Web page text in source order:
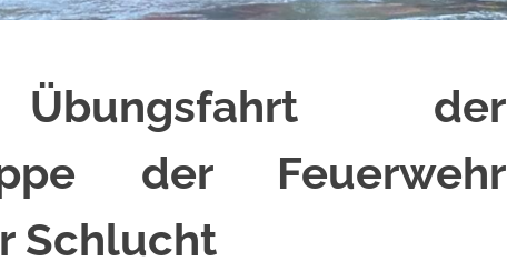
der
der Feuerwehr
Schlucht